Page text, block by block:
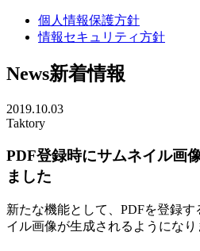
個人情報保護方針
情報セキュリティ方針
News新着情報
2019.10.03
Taktory
PDF登録時にサムネイル画
ました
新たな機能として、PDFを登録
イル画像が生成されるようになり